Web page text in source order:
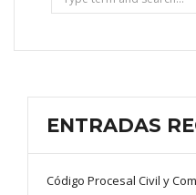
ENTRADAS
Código Procesal Civil y